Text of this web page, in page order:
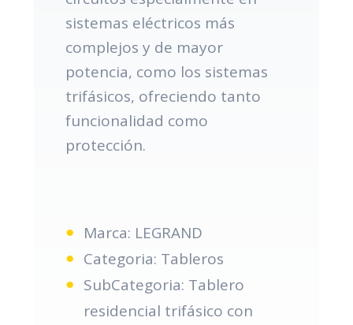
sistemas eléctricos más
complejos y de mayor
potencia, como los sistemas
trifásicos, ofreciendo tanto
funcionalidad como
protección.
Marca: LEGRAND
Categoria: Tableros
SubCategoria: Tablero
residencial trifásico con